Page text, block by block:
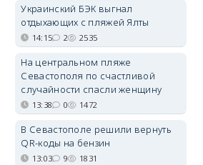
Украинский БЭК выгнал
отдыхающих с пляжей Ялты
14:15 2 2535
На центральном пляже
Севастополя по счастливой
случайности спасли женщину
13:38 0 1472
В Севастополе решили вернуть
QR-коды на бензин
13:03 9 1831